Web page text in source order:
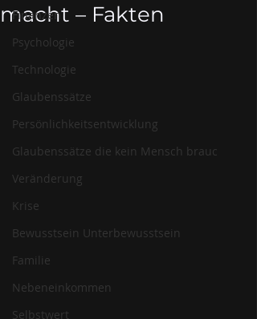
Finanzen
Psychologie
Technologie
Glaubenssätze
Persönlichkeitsentwicklung
Glaubenssätze die kein Mensch brauc
Veränderung
Krise
Bewusstsein Unterbewusstsein
Familie
Nebeneinkommen
Selbstwert
macht – Fakten